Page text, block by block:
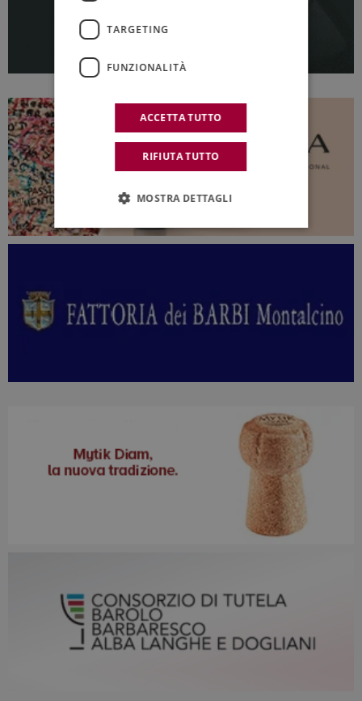
TARGETING
FUNZIONALITÀ
ACCETTA TUTTO
RIFIUTA TUTTO
MOSTRA DETTAGLI